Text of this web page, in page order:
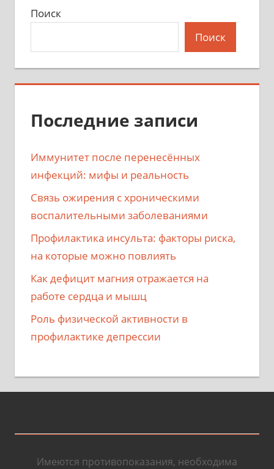
Поиск
Поиск
Последние записи
Иммунитет после перенесённых
инфекций: мифы и реальность
Связь ожирения с хроническими
воспалительными заболеваниями
Профилактика инсульта: факторы риска,
на которые можно повлиять
Как дефицит магния отражается на
работе сердца и мышц
Роль физической активности в
профилактике депрессии
Имеются противопоказания, необходима